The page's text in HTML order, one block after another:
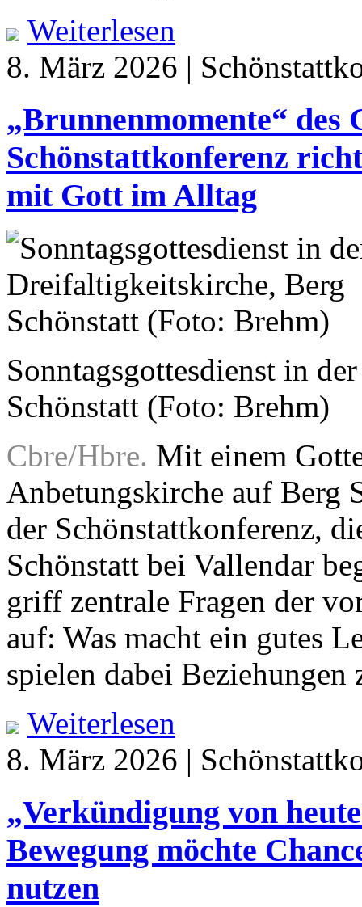
Weiterlesen
8. März 2026 |
„Brunnenmomente“ des
Schönstattkonferenz
mit Gott im Alltag
Sonntagsgottesdienst in
Schönstatt (Foto: Brehm)
Cbre/Hbre. Mit einem
Anbetungskirche auf Berg
der Schönstattkonferenz,
Schönstatt bei Vallendar
griff zentrale Fragen der
auf: Was macht ein gutes
spielen dabei
Weiterlesen
8. März 2026 |
„Verkündigung von
Bewegung möchte
nutzen